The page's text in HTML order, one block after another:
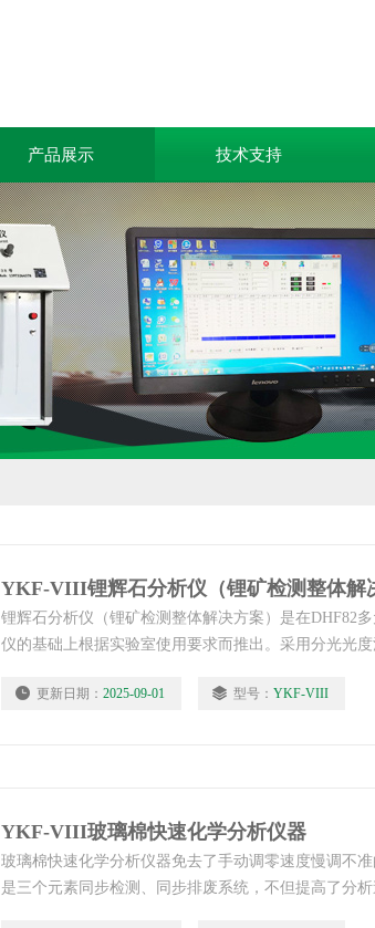
产品展示 技术支持
YKF-VIII锂辉石分析仪（锂矿检测整体解
锂辉石分析仪（锂矿检测整体解决方案）是在DHF82
仪的基础上根据实验室使用要求而推出。采用分光光
离线性，分析低含量元素含量可靠性差的问题，仪器通
更新日期： 2025-09-01 型号： YKF-VIII
YKF-VIII玻璃棉快速化学分析仪器
玻璃棉快速化学分析仪器免去了手动调零速度慢调不
是三个元素同步检测、同步排废系统，不但提高了分